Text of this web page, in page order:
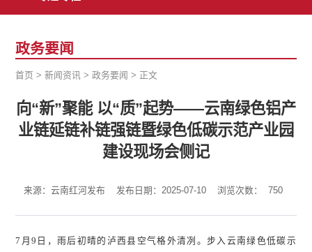
政务要闻
首页 >新闻资讯 >政务要闻 > 正文
向“新”聚能 以“质”起势——云南绿色铝产
业链延链补链强链暨绿色低碳示范产业园
建设现场会侧记
来源：云南红河发布 发布日期：2025-07-10 浏览次数： 750
7月9日，雨后初晴的泸西县空气格外清冽。步入云南绿色低碳示